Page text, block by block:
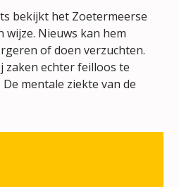
bekijkt het Zoetermeerse
wijze. Nieuws kan hem
of doen verzuchten.
zaken echter feilloos te
mentale ziekte van de